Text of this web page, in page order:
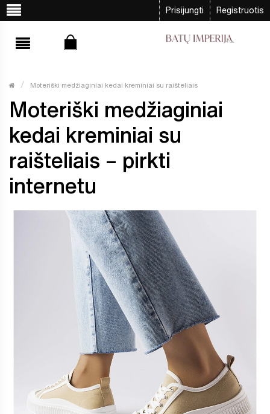
Prisijungti Registruotis
Moteriški medžiaginiai kedai kreminiai su raišteliais
Moteriški medžiaginiai
kedai kreminiai su
raišteliais – pirkti
internetu